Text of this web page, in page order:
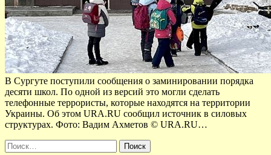
В Сургуте поступили сообщения о заминировании порядка
десяти школ. По одной из версий это могли сделать
телефонные террористы, которые находятся на территории
Украины. Об этом URA.RU сообщил источник в силовых
структурах. Фото: Вадим Ахметов © URA.RU…
Найти: